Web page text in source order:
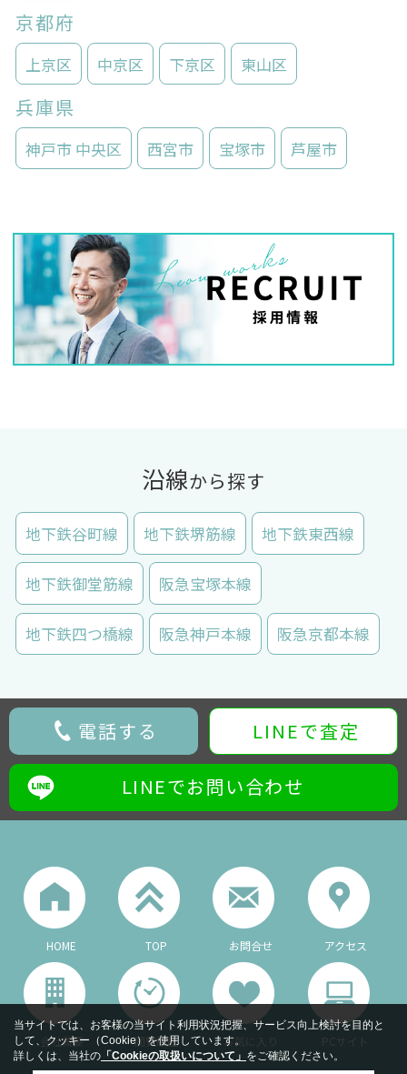
京都府
上京区 中京区 下京区 東山区
兵庫県
神戸市 中央区 西宮市 宝塚市 芦屋市
沿線から探す
地下鉄谷町線 地下鉄堺筋線 地下鉄東西線
地下鉄御堂筋線 阪急宝塚本線
地下鉄四つ橋線 阪急神戸本線 阪急京都本線
電話する LINEで査定
LINEでお問い合わせ
HOME TOP お問合せ アクセス
会社概要 閲覧履歴 お気に入り PCサイト
当サイトでは、お客様の当サイト利用状況把握、サービス向上検討を目的と
して、クッキー（Cookie）を使用しています。
詳しくは、当社の 「Cookieの取扱いについて」 をご確認ください。